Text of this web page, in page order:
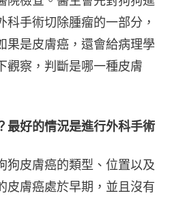
手術切除腫瘤的一部分，
果是皮膚癌，還會給病理學
觀察，判斷是哪一種皮膚
最好的情況是進行外科手術
狗皮膚癌的類型、位置以及
皮膚癌處於早期，並且沒有